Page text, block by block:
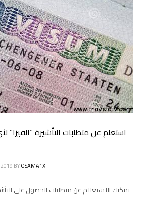
استعلم عن متطلبات التأشيرة “الفيزا”
BYOSAMA1X
يمكنك الاستعلام عن متطلبات الحصول على